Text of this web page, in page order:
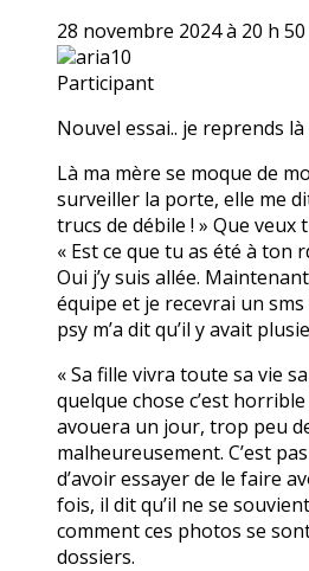
28 novembre 2024 à 20 h
aria10
Participant
Nouvel essai.. je reprends
Là ma mère se moque de
surveiller la porte, elle me
trucs de débile ! » Que veux
« Est ce que tu as été à ton
Oui j’y suis allée.
équipe et je recevrai un
psy m’a dit qu’il y avait
« Sa fille vivra toute sa vie
quelque chose c’est horrible
avouera un jour, trop peu
malheureusement. C’est
d’avoir essayer de le faire
fois, il dit qu’il ne se
comment ces photos se
dossiers.